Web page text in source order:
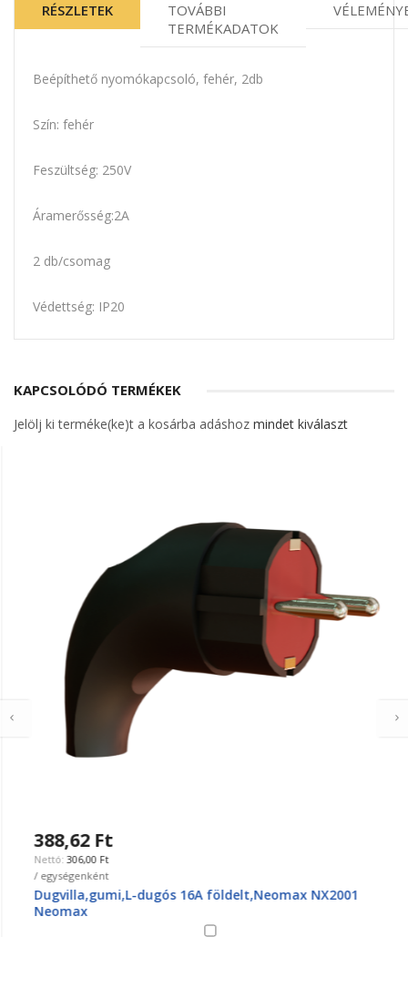
RÉSZLETEK
TOVÁBBI
TERMÉKADATOK
Beépíthető nyomókapcsoló, fehér, 2db
Szín: fehér
Feszültség: 250V
Áramerősség:2A
2 db/csomag
Védettség: IP20
KAPCSOLÓDÓ TERMÉKEK
Jelölj ki terméke(ke)t a kosárba adáshoz mindet kiválaszt
388,62 Ft
306,00 Ft
/ egységenként
Dugvilla,gumi,L-dugós 16A földelt,Neomax NX2001
Neomax